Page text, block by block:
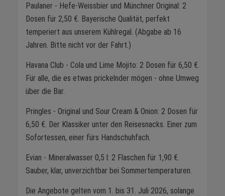
Paulaner - Hefe-Weissbier und Münchner Original: 2
Dosen für 2,50 €. Bayerische Qualität, perfekt
temperiert aus unserem Kühlregal. (Abgabe ab 16
Jahren. Bitte nicht vor der Fahrt.)
Havana Club - Cola und Lime Mojito: 2 Dosen für 6,50 €.
Für alle, die es etwas prickelnder mögen - ohne Umweg
über die Bar.
Pringles - Original und Sour Cream & Onion: 2 Dosen für
6,50 €. Der Klassiker unter den Reisesnacks. Einer zum
Sofortessen, einer fürs Handschuhfach.
Evian - Mineralwasser 0,5 l: 2 Flaschen für 1,90 €.
Sauber, klar, unverzichtbar bei Sommertemperaturen.
Die Angebote gelten vom 1. bis 31. Juli 2026, solange